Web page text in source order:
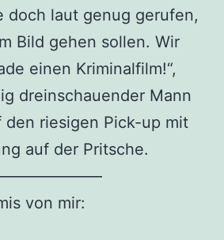
doch laut genug gerufen,
Bild gehen sollen. Wir
einen Kriminalfilm!“,
dreinschauender Mann
riesigen Pick-up mit
auf der Pritsche.
von mir: